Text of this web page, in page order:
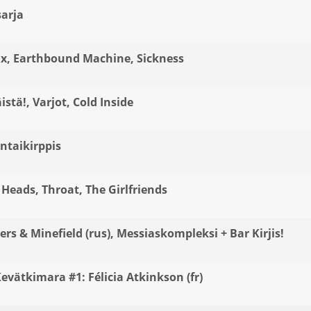
Earthbound Machine, Sickness
Varjot, Cold Inside
Heads, Throat, The Girlfriends
& Minefield (rus), Messiaskompleksi + Bar Kirjis!
#1: Félicia Atkinkson (fr)